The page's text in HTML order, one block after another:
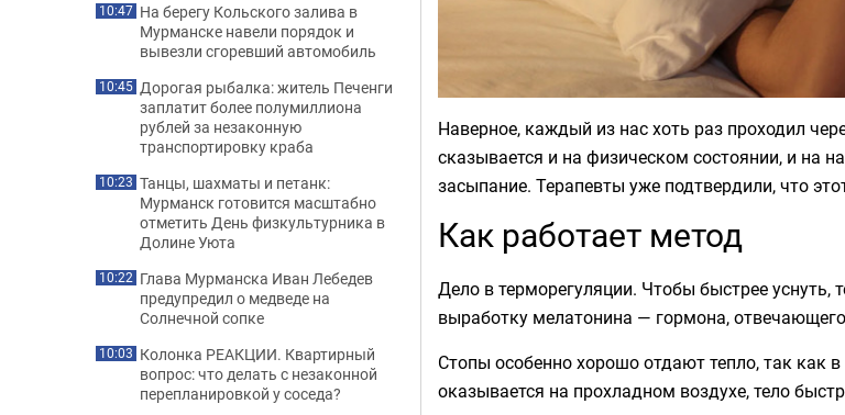
Наверное, каждый из нас хоть раз проходил
сказывается и на физическом состоянии, и на
засыпание. Терапевты уже подтвердили, что
Как работает метод
Дело в терморегуляции. Чтобы быстрее уснуть,
выработку мелатонина — гормона,
Стопы особенно хорошо отдают тепло, так как
оказывается на прохладном воздухе, тело
10:47 На берегу Кольского залива в
Мурманске навели порядок и
вывезли сгоревший автомобиль
10:45 Дорогая рыбалка: житель Печенги
заплатит более полумиллиона
рублей за незаконную
транспортировку краба
10:23 Танцы, шахматы и петанк:
Мурманск готовится масштабно
отметить День физкультурника в
Долине Уюта
10:22 Глава Мурманска Иван Лебедев
предупредил о медведе на
Солнечной сопке
10:03 Колонка РЕАКЦИИ. Квартирный
вопрос: что делать с незаконной
перепланировкой у соседа?